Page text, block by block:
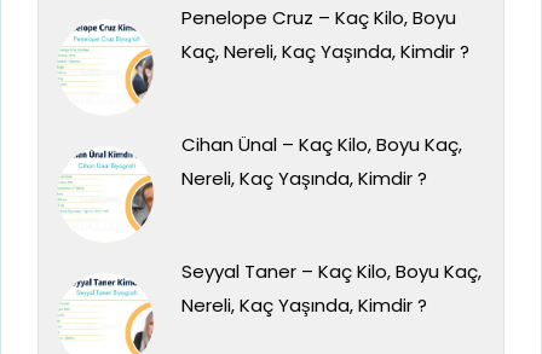
Penelope Cruz – Kaç Kilo, Boyu
Kaç, Nereli, Kaç Yaşında, Kimdir ?
Cihan Ünal – Kaç Kilo, Boyu Kaç,
Nereli, Kaç Yaşında, Kimdir ?
Seyyal Taner – Kaç Kilo, Boyu Kaç,
Nereli, Kaç Yaşında, Kimdir ?